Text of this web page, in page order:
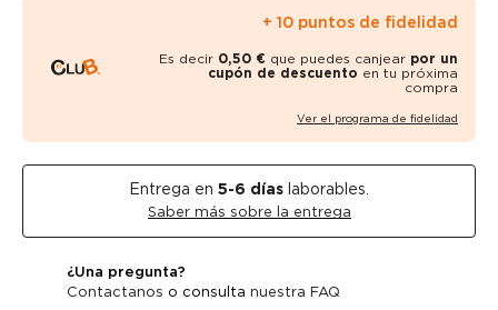
+ 10 puntos de fidelidad
Es decir 0,50 € que puedes canjear por un
cupón de descuento en tu próxima
compra
Ver el programa de fidelidad
Entrega en 5-6 días laborables.
Saber más sobre la entrega
¿Una pregunta?
Contactanos o consulta nuestra FAQ